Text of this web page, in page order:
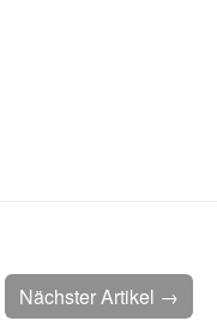
Nächster Artikel →